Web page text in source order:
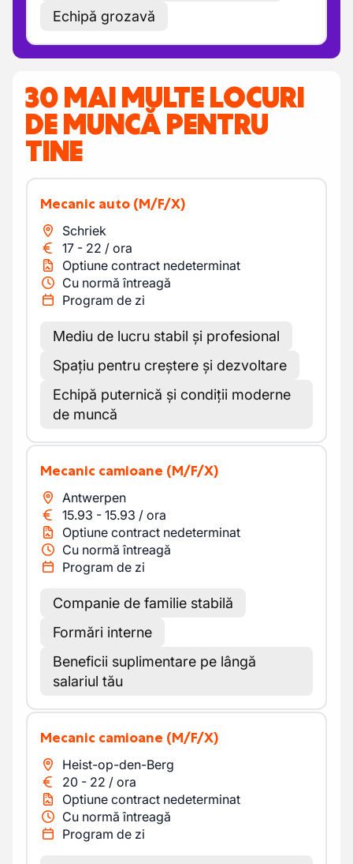
Echipă grozavă
30 MAI MULTE LOCURI
DE MUNCĂ PENTRU
TINE
Mecanic auto (M/F/X)
Schriek
17 - 22 / ora
Optiune contract nedeterminat
Cu normă întreagă
Program de zi
Mediu de lucru stabil și profesional
Spațiu pentru creștere și dezvoltare
Echipă puternică și condiții moderne
de muncă
Mecanic camioane (M/F/X)
Antwerpen
15.93 - 15.93 / ora
Optiune contract nedeterminat
Cu normă întreagă
Program de zi
Companie de familie stabilă
Formări interne
Beneficii suplimentare pe lângă
salariul tău
Mecanic camioane (M/F/X)
Heist-op-den-Berg
20 - 22 / ora
Optiune contract nedeterminat
Cu normă întreagă
Program de zi